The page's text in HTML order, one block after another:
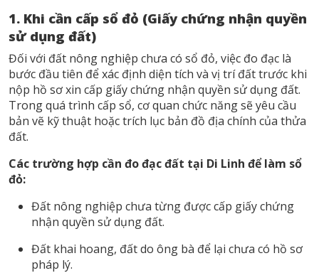
1. Khi cần cấp sổ đỏ (Giấy chứng nhận quyền
sử dụng đất)
Đối với đất nông nghiệp chưa có sổ đỏ, việc đo đạc là
bước đầu tiên để xác định diện tích và vị trí đất trước khi
nộp hồ sơ xin cấp giấy chứng nhận quyền sử dụng đất.
Trong quá trình cấp sổ, cơ quan chức năng sẽ yêu cầu
bản vẽ kỹ thuật hoặc trích lục bản đồ địa chính của thửa
đất.
Các trường hợp cần đo đạc đất tại Di Linh để làm sổ
đỏ:
Đất nông nghiệp chưa từng được cấp giấy chứng
nhận quyền sử dụng đất.
Đất khai hoang, đất do ông bà để lại chưa có hồ sơ
pháp lý.